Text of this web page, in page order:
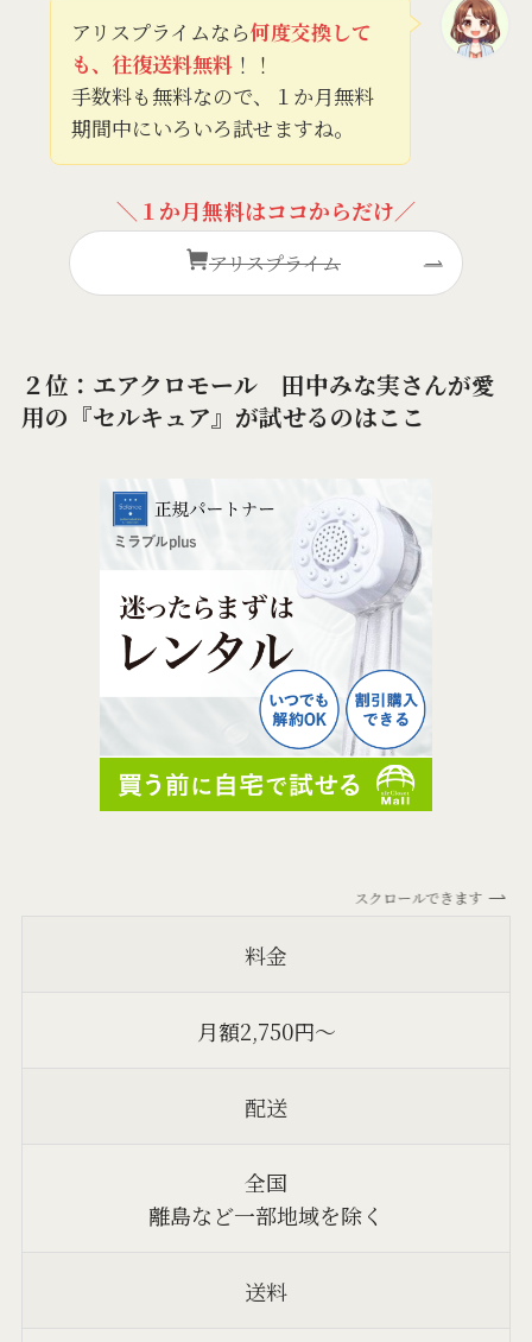
アリスプライムなら何度交換して
も、往復送料無料！！
手数料も無料なので、１か月無料
期間中にいろいろ試せますね。
＼１か月無料はココからだけ／
アリスプライム
２位：エアクロモール 田中みな実さんが愛
用の『セルキュア』が試せるのはここ
スクロールできます
料金
月額2,750円～
配送
全国
離島など一部地域を除く
送料